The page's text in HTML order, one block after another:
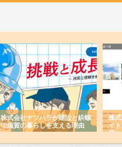
株式会社ナツハラが建設と鋲螺
で滋賀の暮らしを支える理由
株
イ
容